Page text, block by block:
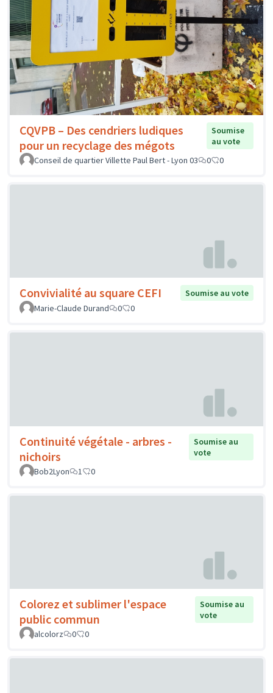
CQVPB – Des cendriers ludiques
pour un recyclage des mégots
Soumise
au vote
Conseil de quartier Villette Paul Bert - Lyon 03
0 0
Convivialité au square CEFI
Soumise au vote
Marie-Claude Durand
0 0
Continuité végétale - arbres -
nichoirs
Soumise au
vote
Bob2Lyon
1 0
Colorez et sublimer l'espace
public commun
Soumise au
vote
alcolorz
0 0